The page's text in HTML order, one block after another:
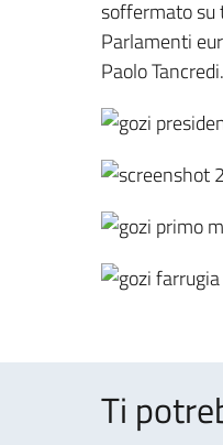
soffermato su
Parlamenti
Paolo Tancredi.
Ti